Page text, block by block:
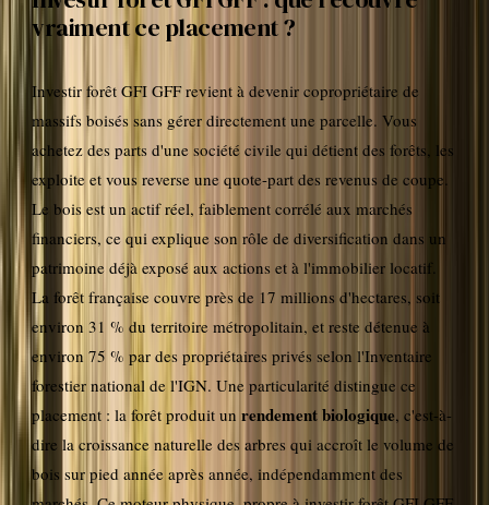
vraiment ce placement ?
Investir forêt GFI GFF revient à devenir copropriétaire de
massifs boisés sans gérer directement une parcelle. Vous
achetez des parts d'une société civile qui détient des forêts, les
exploite et vous reverse une quote-part des revenus de coupe.
Le bois est un actif réel, faiblement corrélé aux marchés
financiers, ce qui explique son rôle de diversification dans un
patrimoine déjà exposé aux actions et à l'immobilier locatif.
La forêt française couvre près de 17 millions d'hectares, soit
environ 31 % du territoire métropolitain, et reste détenue à
environ 75 % par des propriétaires privés selon l'Inventaire
forestier national de l'IGN. Une particularité distingue ce
placement : la forêt produit un rendement biologique, c'est-à-
dire la croissance naturelle des arbres qui accroît le volume de
bois sur pied année après année, indépendamment des